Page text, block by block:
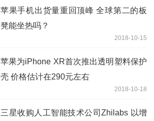
苹果手机出货量重回顶峰 全球第二的板
凳能坐热吗？
2018-10-15
苹果为iPhone XR首次推出透明塑料保护
壳 价格估计在290元左右
2018-10-18
三星收购人工智能技术公司Zhilabs 以增